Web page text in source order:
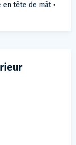
tête de mât •